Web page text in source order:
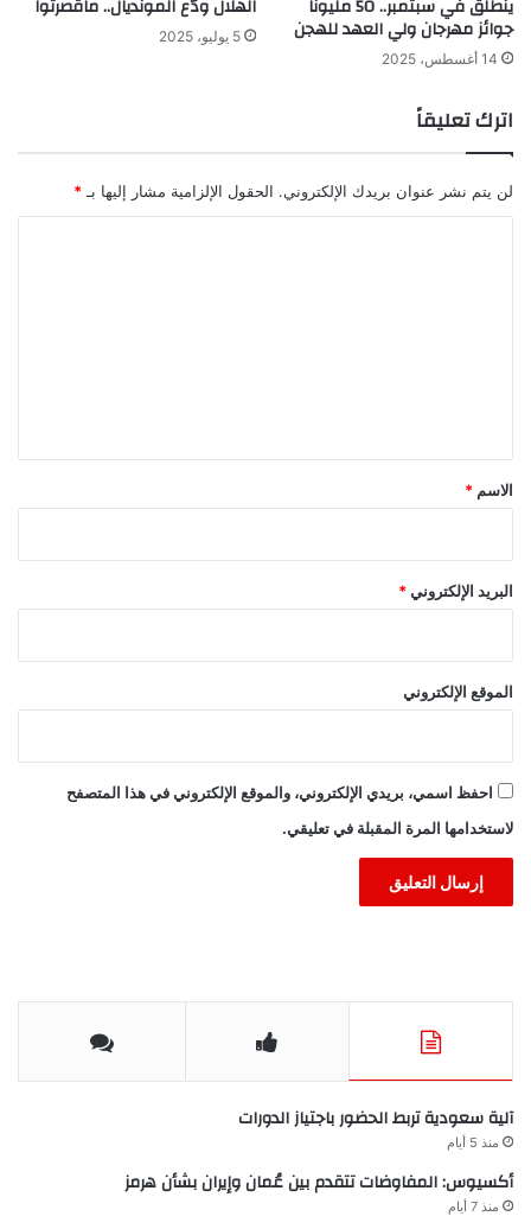
ينطلق في سبتمبر.. 50 مليوناً
جوائز مهرجان ولي العهد للهجن
14 أغسطس، 2025
الهلال ودّع المونديال.. ماقصرتوا
5 يوليو، 2025
اترك تعليقاً
لن يتم نشر عنوان بريدك الإلكتروني. الحقول الإلزامية مشار إليها بـ *
*
الاسم *
البريد الإلكتروني *
الموقع الإلكتروني
احفظ اسمي، بريدي الإلكتروني، والموقع الإلكتروني في هذا المتصفح
لاستخدامها المرة المقبلة في تعليقي.
آلية سعودية تربط الحضور باجتياز الدورات
منذ 5 أيام
أكسيوس: المفاوضات تتقدم بين عُمان وإيران بشأن هرمز
منذ 7 أيام